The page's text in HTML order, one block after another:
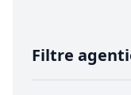
Filtre